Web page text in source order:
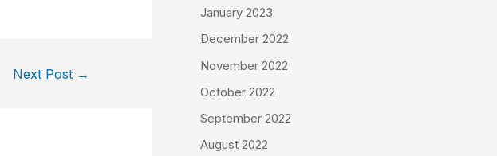
Next Post →
January 2023
December 2022
November 2022
October 2022
September 2022
August 2022